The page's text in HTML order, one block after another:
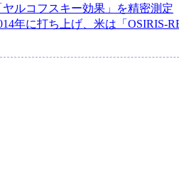
ルコフスキー効果」を精密測定
年に打ち上げ、米は「OSIRIS-